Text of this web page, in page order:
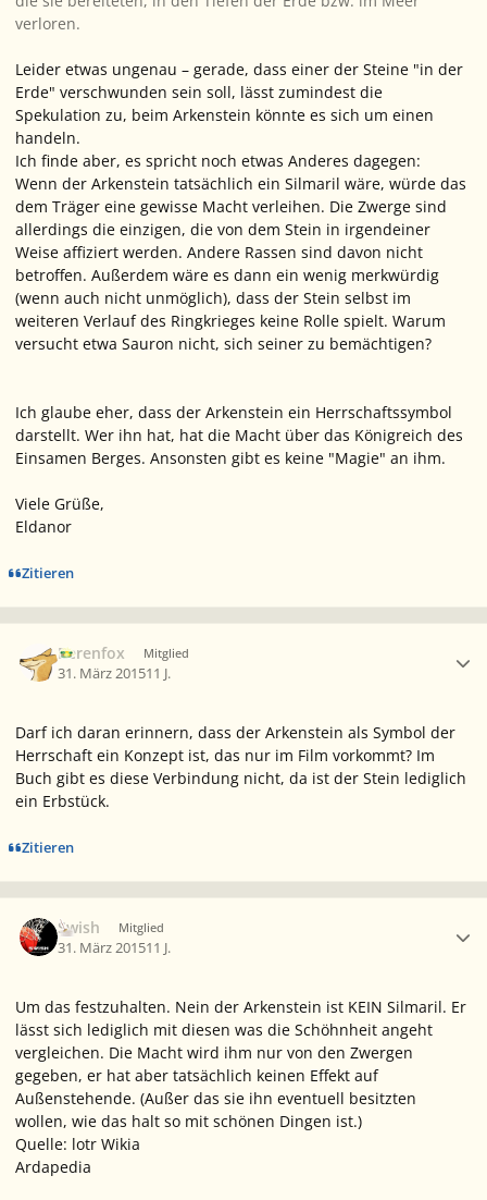
verloren.
Leider etwas ungenau – gerade, dass einer der Steine "in der
Erde" verschwunden sein soll, lässt zumindest die
Spekulation zu, beim Arkenstein könnte es sich um einen
handeln.
Ich finde aber, es spricht noch etwas Anderes dagegen:
Wenn der Arkenstein tatsächlich ein Silmaril wäre, würde das
dem Träger eine gewisse Macht verleihen. Die Zwerge sind
allerdings die einzigen, die von dem Stein in irgendeiner
Weise affiziert werden. Andere Rassen sind davon nicht
betroffen. Außerdem wäre es dann ein wenig merkwürdig
(wenn auch nicht unmöglich), dass der Stein selbst im
weiteren Verlauf des Ringkrieges keine Rolle spielt. Warum
versucht etwa Sauron nicht, sich seiner zu bemächtigen?
Ich glaube eher, dass der Arkenstein ein Herrschaftssymbol
darstellt. Wer ihn hat, hat die Macht über das Königreich des
Einsamen Berges. Ansonsten gibt es keine "Magie" an ihm.
Viele Grüße,
Eldanor
Zitieren
Berenfox Mitglied
31. März 201511 J.
Darf ich daran erinnern, dass der Arkenstein als Symbol der
Herrschaft ein Konzept ist, das nur im Film vorkommt? Im
Buch gibt es diese Verbindung nicht, da ist der Stein lediglich
ein Erbstück.
Zitieren
Swish Mitglied
31. März 201511 J.
Um das festzuhalten. Nein der Arkenstein ist KEIN Silmaril. Er
lässt sich lediglich mit diesen was die Schöhnheit angeht
vergleichen. Die Macht wird ihm nur von den Zwergen
gegeben, er hat aber tatsächlich keinen Effekt auf
Außenstehende. (Außer das sie ihn eventuell besitzten
wollen, wie das halt so mit schönen Dingen ist.)
Quelle: lotr Wikia
Ardapedia